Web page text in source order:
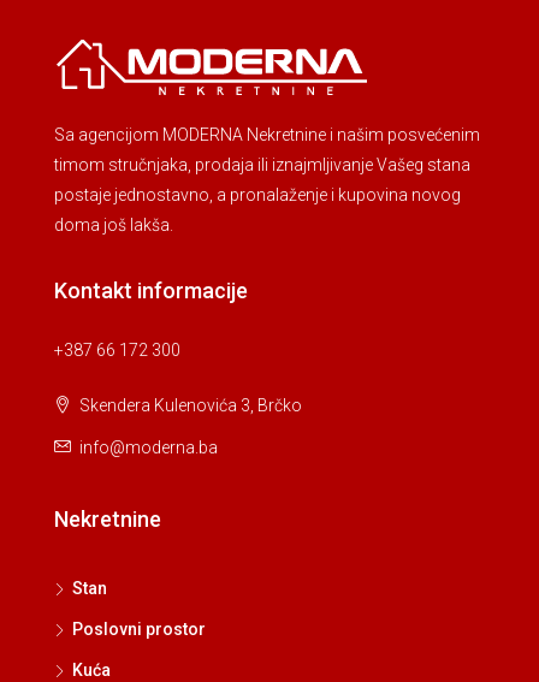
Sa agencijom MODERNA Nekretnine i našim posvećenim
timom stručnjaka, prodaja ili iznajmljivanje Vašeg stana
postaje jednostavno, a pronalaženje i kupovina novog
doma još lakša.
Kontakt informacije
+387 66 172 300
Skendera Kulenovića 3, Brčko
info@moderna.ba
Nekretnine
Stan
Poslovni prostor
Kuća